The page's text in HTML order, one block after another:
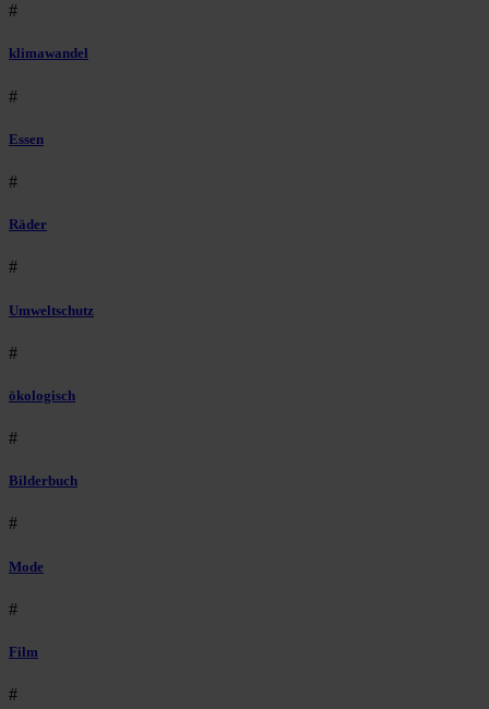
#
klimawandel
#
Essen
#
Räder
#
Umweltschutz
#
ökologisch
#
Bilderbuch
#
Mode
#
Film
#